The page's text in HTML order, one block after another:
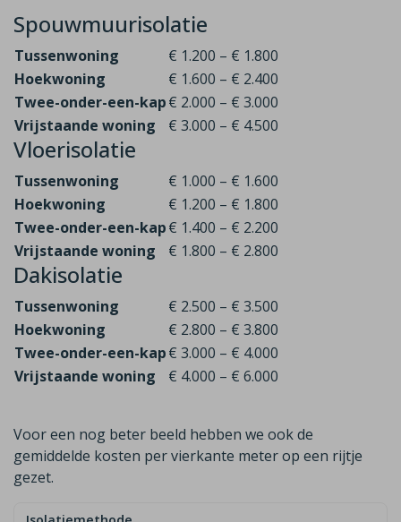
Spouwmuurisolatie
Tussenwoning
€ 1.200 – € 1.800
Hoekwoning
€ 1.600 – € 2.400
Twee-onder-een-kap€ 2.000 – € 3.000
Vrijstaande woning
€ 3.000 – € 4.500
Vloerisolatie
Tussenwoning
€ 1.000 – € 1.600
Hoekwoning
€ 1.200 – € 1.800
Twee-onder-een-kap€ 1.400 – € 2.200
Vrijstaande woning
€ 1.800 – € 2.800
Dakisolatie
Tussenwoning
€ 2.500 – € 3.500
Hoekwoning
€ 2.800 – € 3.800
Twee-onder-een-kap€ 3.000 – € 4.000
Vrijstaande woning
€ 4.000 – € 6.000
Voor een nog beter beeld hebben we ook de
gemiddelde kosten per vierkante meter op een rijtje
gezet.